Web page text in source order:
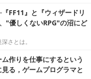
FF11』と『ウィザードリ
"優しくないRPG"の沼にど
さとは。
ム作りを仕事にするという
る，ゲームプログラマと